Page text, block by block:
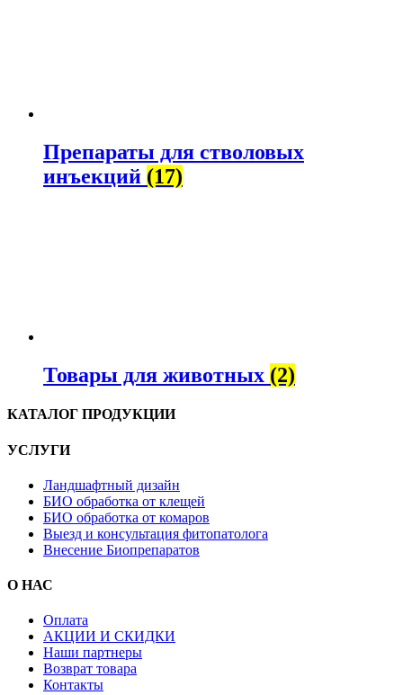
Препараты для стволовых
инъекций (17)
Товары для животных (2)
КАТАЛОГ ПРОДУКЦИИ
УСЛУГИ
Ландшафтный дизайн
БИО обработка от клещей
БИО обработка от комаров
Выезд и консультация фитопатолога
Внесение Биопрепаратов
О НАС
Оплата
АКЦИИ И СКИДКИ
Наши партнеры
Возврат товара
Контакты